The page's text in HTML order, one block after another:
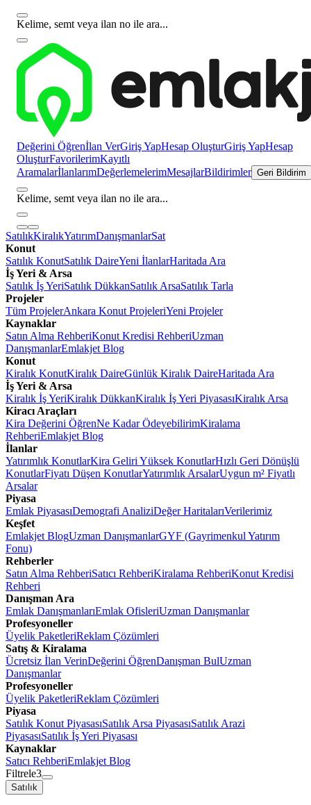
Kelime, semt veya ilan no ile ara...
Değerini Öğrenİlan VerGiriş YapHesap OluşturGiriş YapHesap
OluşturFavorilerimKayıtlı
AramalarİlanlarımDeğerlemelerimMesajlarBildirimler Geri Bildirim
Kelime, semt veya ilan no ile ara...
SatılıkKiralıkYatırımDanışmanlarSat
Konut
Satılık KonutSatılık DaireYeni İlanlarHaritada Ara
İş Yeri & Arsa
Satılık İş YeriSatılık DükkanSatılık ArsaSatılık Tarla
Projeler
Tüm ProjelerAnkara Konut ProjeleriYeni Projeler
Kaynaklar
Satın Alma RehberiKonut Kredisi RehberiUzman
DanışmanlarEmlakjet Blog
Konut
Kiralık KonutKiralık DaireGünlük Kiralık DaireHaritada Ara
İş Yeri & Arsa
Kiralık İş YeriKiralık DükkanKiralık İş Yeri PiyasasıKiralık Arsa
Kiracı Araçları
Kira Değerini ÖğrenNe Kadar ÖdeyebilirimKiralama
RehberiEmlakjet Blog
İlanlar
Yatırımlık KonutlarKira Geliri Yüksek KonutlarHızlı Geri Dönüşlü
KonutlarFiyatı Düşen KonutlarYatırımlık ArsalarUygun m² Fiyatlı
Arsalar
Piyasa
Emlak PiyasasıDemografi AnaliziDeğer HaritalarıVerilerimiz
Keşfet
Emlakjet BlogUzman DanışmanlarGYF (Gayrimenkul Yatırım
Fonu)
Rehberler
Satın Alma RehberiSatıcı RehberiKiralama RehberiKonut Kredisi
Rehberi
Danışman Ara
Emlak DanışmanlarıEmlak OfisleriUzman Danışmanlar
Profesyoneller
Üyelik PaketleriReklam Çözümleri
Satış & Kiralama
Ücretsiz İlan VerinDeğerini ÖğrenDanışman BulUzman
Danışmanlar
Profesyoneller
Üyelik PaketleriReklam Çözümleri
Piyasa
Satılık Konut PiyasasıSatılık Arsa PiyasasıSatılık Arazi
PiyasasıSatılık İş Yeri Piyasası
Kaynaklar
Satıcı RehberiEmlakjet Blog
Filtrele3
Satılık